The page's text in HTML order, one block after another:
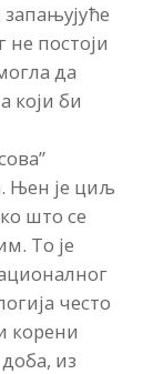
постоји
да
који би
Њен је циљ
што се
То је
често
корени
из